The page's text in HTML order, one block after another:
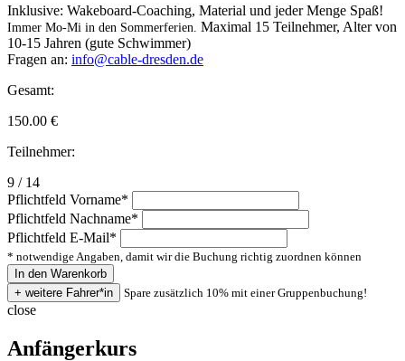
Inklusive: Wakeboard-Coaching, Material und jeder Menge Spaß!
Immer Mo-Mi in den Sommerferien. Maximal 15 Teilnehmer, Alter von
10-15 Jahren (gute Schwimmer)
Fragen an: info@cable-dresden.de
Gesamt:
150.00 €
Teilnehmer:
9 / 14
Pflichtfeld Vorname*
Pflichtfeld Nachname*
Pflichtfeld E-Mail*
* notwendige Angaben, damit wir die Buchung richtig zuordnen können
Spare zusätzlich 10% mit einer Gruppenbuchung!
close
Anfängerkurs